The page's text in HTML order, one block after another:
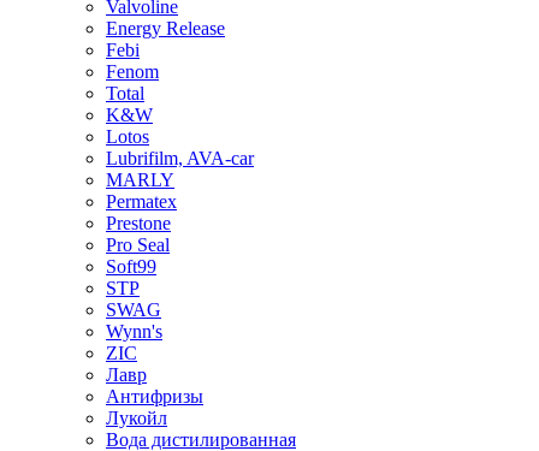
Valvoline
Energy Release
Febi
Fenom
Total
K&W
Lotos
Lubrifilm, AVA-car
MARLY
Permatex
Prestone
Pro Seal
Soft99
STP
SWAG
Wynn's
ZIC
Лавр
Антифризы
Лукойл
Вода дистилированная